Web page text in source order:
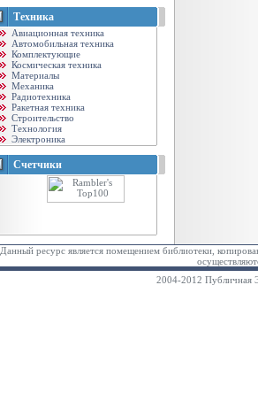
Техника
Авиационная техника
Автомобильная техника
Комплектующие
Космическая техника
Материалы
Механика
Радиотехника
Ракетная техника
Строительство
Технология
Электроника
Счетчики
Данный ресурс является помещением библиотеки,
2004-2012 Публичная